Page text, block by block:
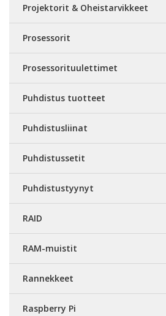
Projektorit & Oheistarvikkeet
Prosessorit
Prosessorituulettimet
Puhdistus tuotteet
Puhdistusliinat
Puhdistussetit
Puhdistustyynyt
RAID
RAM-muistit
Rannekkeet
Raspberry Pi